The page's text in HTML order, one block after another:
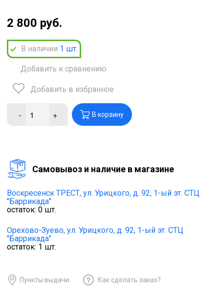
2 800 руб.
В наличии 1 шт.
Добавить к сравнению
Добавить в избранное
- + В корзину
Cамовывоз и наличие в магазине
Воскресенск ТРЕСТ, ул. Урицкого, д. 92, 1-ый эт. СТЦ
"Баррикада"
остаток: 0 шт.
Орехово-Зуево, ул. Урицкого, д. 92, 1-ый эт. СТЦ
"Баррикада"
остаток: 1 шт.
Пункты выдачи Как сделать заказ?